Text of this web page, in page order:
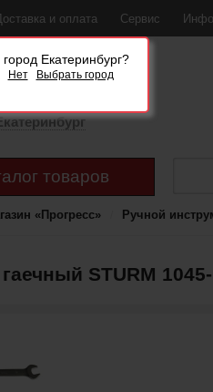
и оплата Сервис
Екатеринбург?
Нет Выбрать город
товаров
«Прогресс» Ручной
STURM